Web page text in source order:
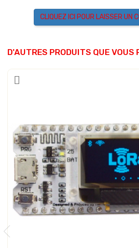
CLIQUEZ ICI POUR LAISSER UN
D'AUTRES PRODUITS QUE VOUS